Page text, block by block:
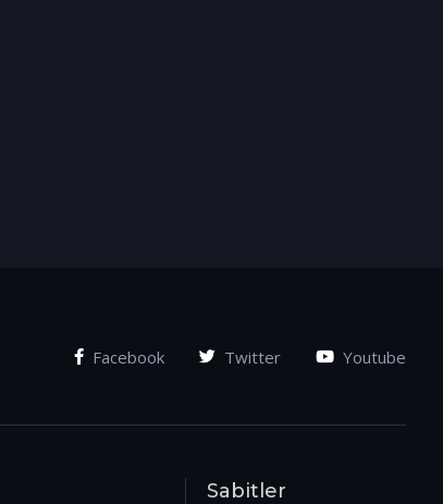
Facebook Twitter Youtube
Sabitler